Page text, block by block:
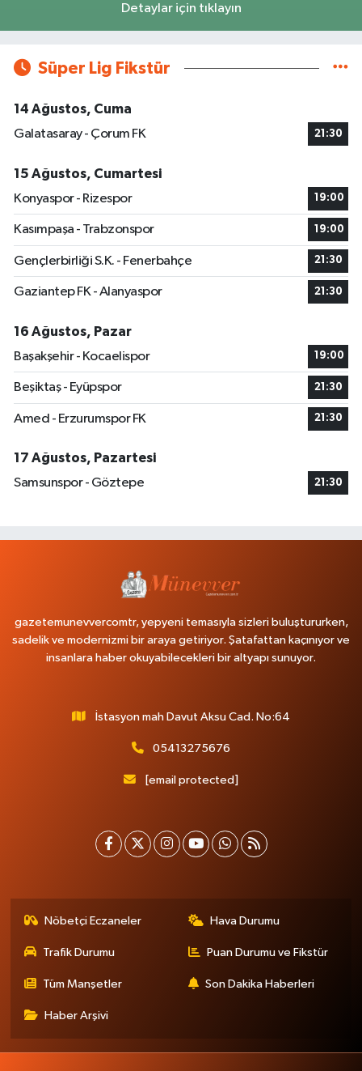
Detaylar için tıklayın
Süper Lig Fikstür
14 Ağustos, Cuma
Galatasaray - Çorum FK
21:30
15 Ağustos, Cumartesi
Konyaspor - Rizespor
19:00
Kasımpaşa - Trabzonspor 19:00
Gençlerbirliği S.K. - Fenerbahçe 21:30
Gaziantep FK - Alanyaspor 21:30
16 Ağustos, Pazar
Başakşehir - Kocaelispor
19:00
Beşiktaş - Eyüpspor 21:30
Amed - Erzurumspor FK 21:30
17 Ağustos, Pazartesi
Samsunspor - Göztepe
21:30
gazetemunevvercomtr, yepyeni temasıyla sizleri buluştururken,
sadelik ve modernizmi bir araya getiriyor. Şatafattan kaçınıyor ve
insanlara haber okuyabilecekleri bir altyapı sunuyor.
İstasyon mah Davut Aksu Cad. No:64
05413275676
[email protected]
Nöbetçi Eczaneler Hava Durumu
Trafik Durumu Puan Durumu ve Fikstür
Tüm Manşetler Son Dakika Haberleri
Haber Arşivi